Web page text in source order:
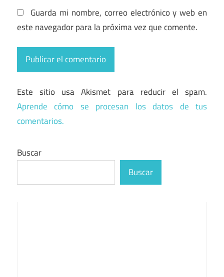
Guarda mi nombre, correo electrónico y web en
este navegador para la próxima vez que comente.
Este sitio usa Akismet para reducir el spam.
Aprende cómo se procesan los datos de tus
comentarios.
Buscar
Buscar